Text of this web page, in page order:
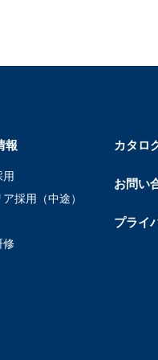
報
採用（中途）
修
カタロ
お問い
プライ